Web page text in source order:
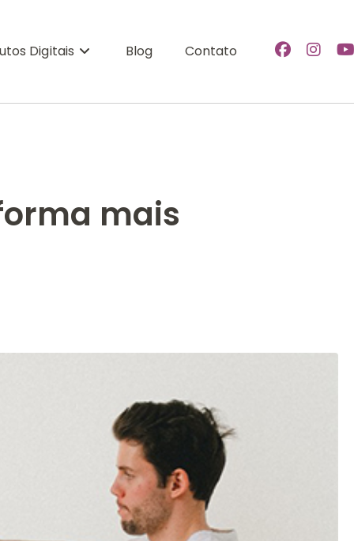
Digitais Blog Contato
mais